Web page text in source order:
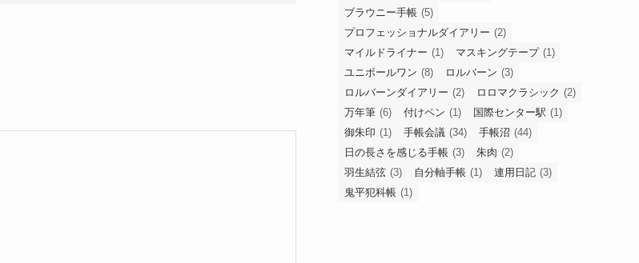
ブラウニー手帳 (5)
プロフェッショナルダイアリー (2)
マイルドライナー (1) マスキングテープ (1)
ユニボールワン (8) ロルバーン (3)
ロルバーンダイアリー (2) ロロマクラシック (2)
万年筆 (6) 付けペン (1) 国際センター駅 (1)
御朱印 (1) 手帳会議 (34) 手帳沼 (44)
日の長さを感じる手帳 (3) 朱肉 (2)
羽生結弦 (3) 自分軸手帳 (1) 連用日記 (3)
鬼平犯科帳 (1)